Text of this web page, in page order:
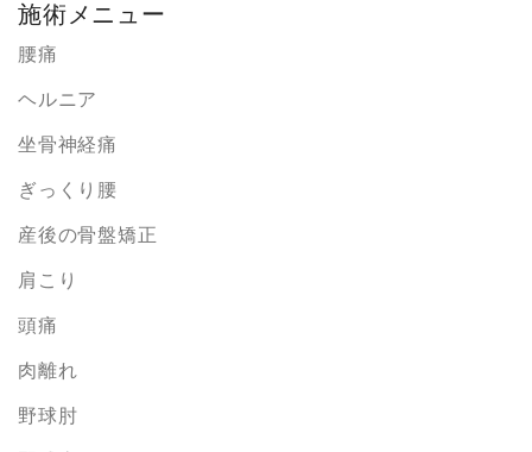
施術メニュー
腰痛
ヘルニア
坐骨神経痛
ぎっくり腰
産後の骨盤矯正
肩こり
頭痛
肉離れ
野球肘